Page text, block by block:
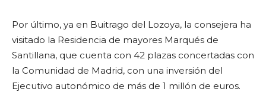
Por último, ya en Buitrago del Lozoya, la consejera ha
visitado la Residencia de mayores Marqués de
Santillana, que cuenta con 42 plazas concertadas con
la Comunidad de Madrid, con una inversión del
Ejecutivo autonómico de más de 1 millón de euros.